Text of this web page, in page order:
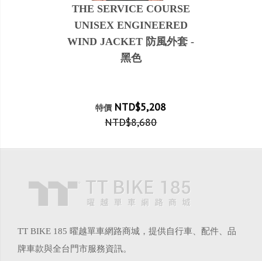
THE SERVICE COURSE
UNISEX ENGINEERED
WIND JACKET 防風外套 -
黑色
特價 NTD$5,208
NTD$8,680
TT BIKE 185 曜越單車網路商城，提供自行車、配件、品
牌車款與全台門市服務資訊。